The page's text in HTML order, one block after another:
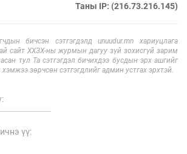
Таны IP: (216.73.216.145)
бичсэн сэтгэгдэлд unuudur.mn хариуцлага
сайт ХХЗХ-ны журмын дагуу зүй зохисгүй зарим
тул Та сэтгэгдэл бичихдээ бусдын эрх ашгийг
зөрчсөн сэтгэгдлийг админ устгах эрхтэй.